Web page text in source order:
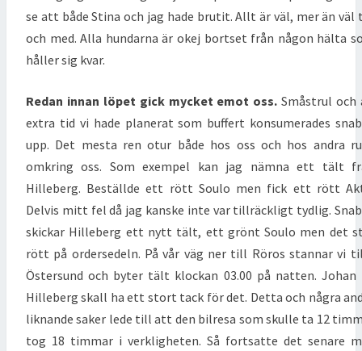
se att både Stina och jag hade brutit. Allt är väl, mer än
och med. Alla hundarna är okej bortset från någon hälta
håller sig kvar.
Redan innan löpet gick mycket emot oss. Småstrul och
extra tid vi hade planerat som buffert konsumerades
upp. Det mesta ren otur både hos oss och hos andra
omkring oss. Som exempel kan jag nämna ett tält
Hilleberg. Beställde ett rött Soulo men fick ett rött
Delvis mitt fel då jag kanske inte var tillräckligt tydlig.
skickar Hilleberg ett nytt tält, ett grönt Soulo men det
rött på ordersedeln. På vår väg ner till Röros stannar vi
Östersund och byter tält klockan 03.00 på natten. Johan
Hilleberg skall ha ett stort tack för det. Detta och några
liknande saker lede till att den bilresa som skulle ta 12
tog 18 timmar i verkligheten. Så fortsatte det senare